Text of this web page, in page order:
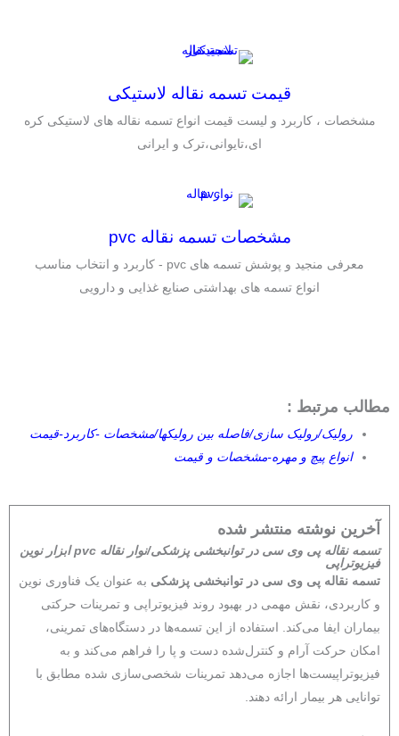
قیمت تسمه نقاله لاستیکی
مشخصات ، کاربرد و لیست قیمت انواع تسمه نقاله های لاستیکی کره
ای،تایوانی،ترک و ایرانی
مشخصات تسمه نقاله pvc
معرفی منجید و پوشش تسمه های pvc - کاربرد و انتخاب مناسب
انواع تسمه های بهداشتی صنایع غذایی و دارویی
مطالب مرتبط :
رولیک/رولیک سازی/فاصله بین رولیکها/مشخصات -کاربرد-قیمت
انواع پیچ و مهره-مشخصات و قیمت
آخرین نوشته منتشر شده
تسمه نقاله پی وی سی در توانبخشی پزشکی/نوار نقاله pvc ابزار نوین
فیزیوتراپی
تسمه نقاله پی وی سی در توانبخشی پزشکی به عنوان یک فناوری نوین
و کاربردی، نقش مهمی در بهبود روند فیزیوتراپی و تمرینات حرکتی
بیماران ایفا می‌کند. استفاده از این تسمه‌ها در دستگاه‌های تمرینی،
امکان حرکت آرام و کنترل‌شده دست و پا را فراهم می‌کند و به
فیزیوتراپیست‌ها اجازه می‌دهد تمرینات شخصی‌سازی شده مطابق با
توانایی هر بیمار ارائه دهند.